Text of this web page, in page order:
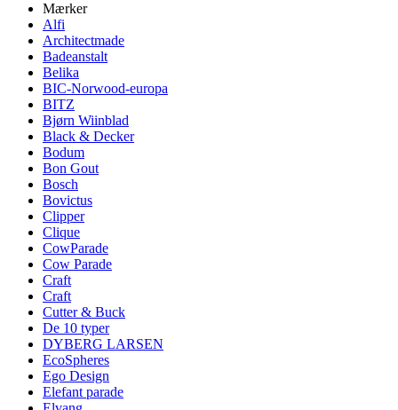
Mærker
Alfi
Architectmade
Badeanstalt
Belika
BIC-Norwood-europa
BITZ
Bjørn Wiinblad
Black & Decker
Bodum
Bon Gout
Bosch
Bovictus
Clipper
Clique
CowParade
Cow Parade
Craft
Craft
Cutter & Buck
De 10 typer
DYBERG LARSEN
EcoSpheres
Ego Design
Elefant parade